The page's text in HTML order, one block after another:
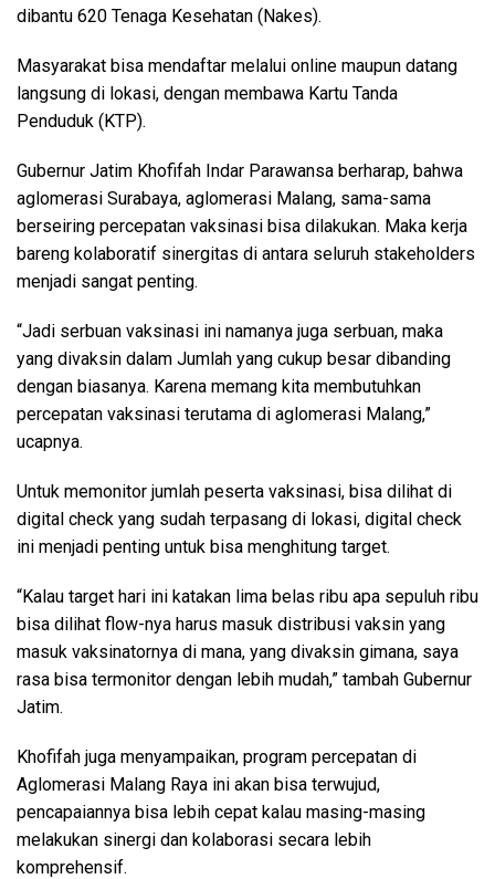
dibantu 620 Tenaga Kesehatan (Nakes).
Masyarakat bisa mendaftar melalui online maupun datang
langsung di lokasi, dengan membawa Kartu Tanda
Penduduk (KTP).
Gubernur Jatim Khofifah Indar Parawansa berharap, bahwa
aglomerasi Surabaya, aglomerasi Malang, sama-sama
berseiring percepatan vaksinasi bisa dilakukan. Maka kerja
bareng kolaboratif sinergitas di antara seluruh stakeholders
menjadi sangat penting.
“Jadi serbuan vaksinasi ini namanya juga serbuan, maka
yang divaksin dalam Jumlah yang cukup besar dibanding
dengan biasanya. Karena memang kita membutuhkan
percepatan vaksinasi terutama di aglomerasi Malang,”
ucapnya.
Untuk memonitor jumlah peserta vaksinasi, bisa dilihat di
digital check yang sudah terpasang di lokasi, digital check
ini menjadi penting untuk bisa menghitung target.
“Kalau target hari ini katakan lima belas ribu apa sepuluh ribu
bisa dilihat flow-nya harus masuk distribusi vaksin yang
masuk vaksinatornya di mana, yang divaksin gimana, saya
rasa bisa termonitor dengan lebih mudah,” tambah Gubernur
Jatim.
Khofifah juga menyampaikan, program percepatan di
Aglomerasi Malang Raya ini akan bisa terwujud,
pencapaiannya bisa lebih cepat kalau masing-masing
melakukan sinergi dan kolaborasi secara lebih
komprehensif.